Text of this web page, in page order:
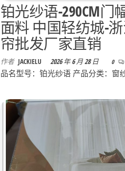
铂光纱语-290CM门
面料 中国轻纺城-
帘批发厂家直销
作者 JACKIELU 2026 年 6 月 28 日 0
品名型号：铂光纱语 产品分类：窗